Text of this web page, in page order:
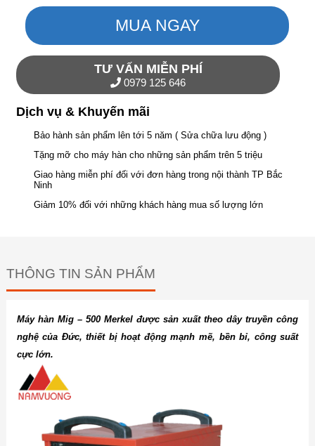
MUA NGAY
TƯ VẤN MIỄN PHÍ
0979 125 646
Dịch vụ & Khuyến mãi
Bảo hành sản phẩm lên tới 5 năm ( Sửa chữa lưu động )
Tặng mỡ cho máy hàn cho những sản phẩm trên 5 triệu
Giao hàng miễn phí đối với đơn hàng trong nội thành TP Bắc
Ninh
Giảm 10% đối với những khách hàng mua số lượng lớn
THÔNG TIN SẢN PHẨM
Máy hàn Mig – 500 Merkel được sản xuất theo dây truyền công
nghệ của Đức, thiết bị hoạt động mạnh mẽ, bền bỉ, công suất
cực lớn.